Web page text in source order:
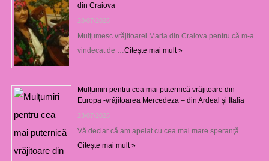
din Craiova
28/07/2026
Mulţumesc vrăjitoarei Maria din Craiova pentru că m-a
vindecat de …Citește mai mult »
Mulțumiri pentru cea mai puternică vrăjitoare din
Europa -vrăjitoarea Mercedeza – din Ardeal și Italia
23/07/2026
Vă declar că am apelat cu cea mai mare speranţă …
Citește mai mult »